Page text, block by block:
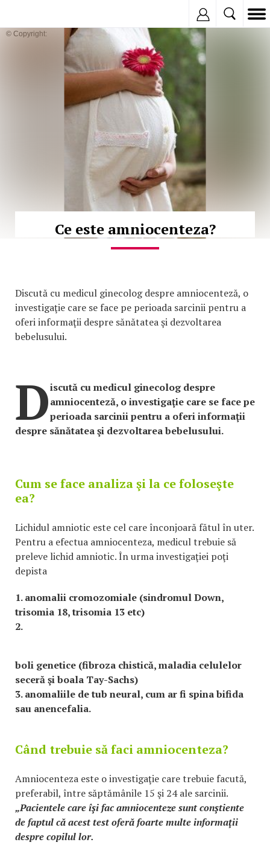
© Copyright:
Ce este amniocenteza?
Discută cu medicul ginecolog despre amniocenteză, o
investigaţie care se face pe perioada sarcinii pentru a
oferi informaţii despre sănătatea şi dezvoltarea
bebelusului.
Discută cu medicul ginecolog despre
amniocenteză, o investigaţie care se face pe
perioada sarcinii pentru a oferi informaţii
despre sănătatea şi dezvoltarea bebelusului.
Cum se face analiza şi la ce foloseşte
ea?
Lichidul amniotic este cel care înconjoară fătul în uter.
Pentru a efectua amniocenteza, medicul trebuie să
preleve lichid amniotic. În urma investigaţiei poţi
depista
1. anomalii cromozomiale (sindromul Down,
trisomia 18, trisomia 13 etc)
2.
boli genetice (fibroza chistică, maladia celulelor
seceră şi boala Tay-Sachs)
3. anomaliile de tub neural, cum ar fi spina bifida
sau anencefalia.
Când trebuie să faci amniocenteza?
Amniocenteza este o investigaţie care trebuie facută,
preferabil, între săptămânile 15 şi 24 ale sarcinii.
„Pacientele care îşi fac amniocenteze sunt conştiente
de faptul că acest test oferă foarte multe informaţii
despre copilul lor.